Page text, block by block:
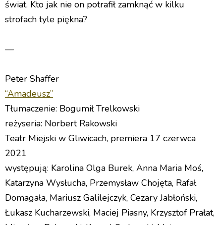
świat. Kto jak nie on potrafił zamknąć w kilku
strofach tyle piękna?
—
Peter Shaffer
“Amadeusz”
Tłumaczenie: Bogumił Trelkowski
reżyseria: Norbert Rakowski
Teatr Miejski w Gliwicach, premiera 17 czerwca
2021
występują: Karolina Olga Burek, Anna Maria Moś,
Katarzyna Wysłucha, Przemysław Chojęta, Rafał
Domagała, Mariusz Galilejczyk, Cezary Jabłoński,
Łukasz Kucharzewski, Maciej Piasny, Krzysztof Prałat,